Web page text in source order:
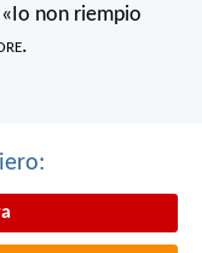
non riempio
.